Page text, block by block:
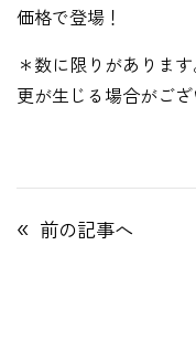
価格で登場！
＊数に限りがありま
更が生じる場合がござ
« 前の記事へ